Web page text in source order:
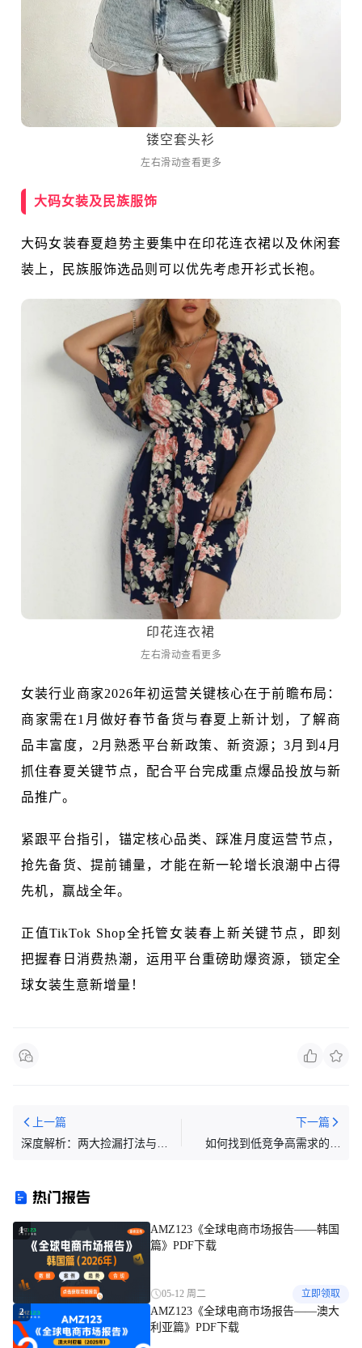
镂空套头衫
左右滑动查看更多
大码女装及民族服饰
大码女装春夏趋势主要集中在印花连衣裙以及休闲套
装上，民族服饰选品则可以优先考虑开衫式长袍。
印花连衣裙
左右滑动查看更多
女装行业商家2026年初运营关键核心在于前瞻布局：
商家需在1月做好春节备货与春夏上新计划，了解商
品丰富度，2月熟悉平台新政策、新资源；3月到4月
抓住春夏关键节点，配合平台完成重点爆品投放与新
品推广。
紧跟平台指引，锚定核心品类、踩准月度运营节点，
抢先备货、提前铺量，才能在新一轮增长浪潮中占得
先机，赢战全年。
正值TikTok Shop全托管女装春上新关键节点，即刻
把握春日消费热潮，运用平台重磅助爆资源，锁定全
球女装生意新增量！
上一篇
深度解析：两大捡漏打法与实
下一篇
如何找到低竞争高需求的产
热门报告
1
AMZ123《全球电商市场报告——韩国
篇》PDF下载
05-12 周二 立即领取
2
AMZ123《全球电商市场报告——澳大
利亚篇》PDF下载